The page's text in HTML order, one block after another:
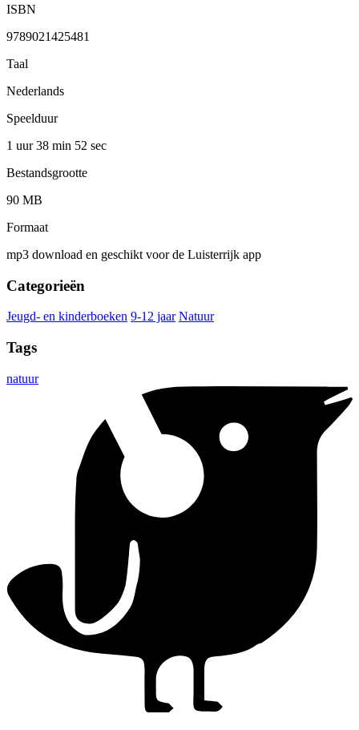
ISBN
9789021425481
Taal
Nederlands
Speelduur
1 uur 38 min 52 sec
Bestandsgrootte
90 MB
Formaat
mp3 download en geschikt voor de Luisterrijk app
Categorieën
Jeugd- en kinderboeken 9-12 jaar Natuur
Tags
natuur